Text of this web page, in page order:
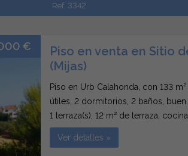
Ref. 3342
€
Piso en venta en Sitio
(Mijas)
Piso en Urb Calahonda, con 133
útiles, 2 dormitorios, 2 baños,
1 terraza(s), 12 m² de terraza,
zonas verdes, piscina comunitaria,
Ver detalles »